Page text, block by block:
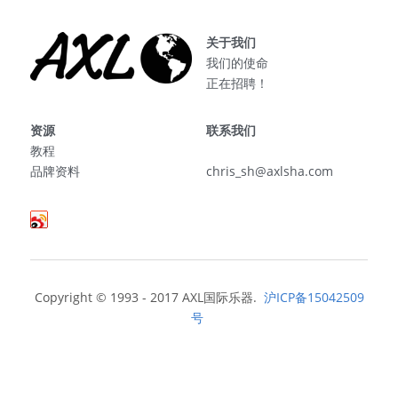
关于我们
我们的使命
正在招聘！
资源
教程
品牌资料
联系我们
chris_sh@axlsha.com
Copyright © 1993 - 2017 AXL国际乐器. 沪ICP备15042509
号